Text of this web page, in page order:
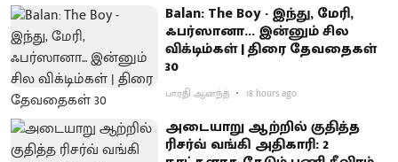
Balan: The Boy - இந்து, மேரி,
ஃபர்ஸானா... இன்னும் சில
விக்டிம்கள் | திரை தேவதைகள்
30
பாரதி ஆனந்த் 18 hours ago
அடையாறு ஆற்றில் குதித்த
ரிசர்வ் வங்கி அதிகாரி: 2